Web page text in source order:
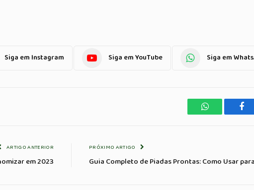
Siga em Instagram Siga em YouTube Siga em
WhatsApp
ARTIGO ANTERIOR
em 2023
PRÓXIMO ARTIGO
Guia Completo de Piadas Prontas: Como Usar